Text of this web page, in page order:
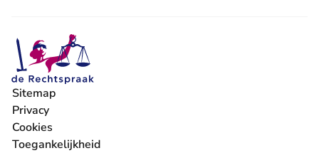
Sitemap
Privacy
Cookies
Toegankelijkheid